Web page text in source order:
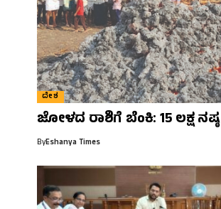
ದೇಶ
ಜೋಳದ ರಾಶಿಗೆ ಬೆಂಕಿ: 15 ಲಕ್ಷ ನಷ್ಠ
ByEshanya Times